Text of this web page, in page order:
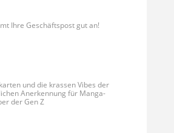
Ihre Geschäftspost gut an!
und die krassen Vibes der
Anerkennung für Manga-
der Gen Z